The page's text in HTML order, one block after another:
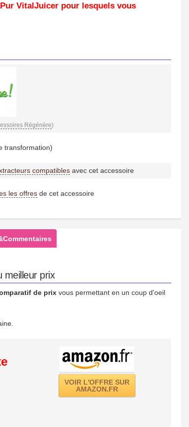
VitalJuicer pour lesquels vous
Régénère)
transformation)
compatiblesavec cet accessoire
les offresde cet accessoire
meilleur prix
de prix vous permettant en un coup d'oeil
VOIR L'OFFRE SUR
AMAZON.FR